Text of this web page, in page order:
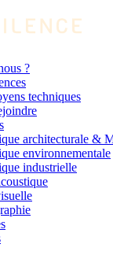
?
techniques
architecturale &
environnementale
industrielle